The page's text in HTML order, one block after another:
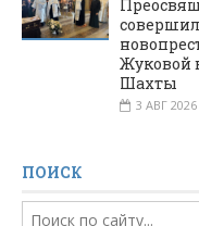
Жуковой
Шахты
3 АВГ 2026
ПОИСК